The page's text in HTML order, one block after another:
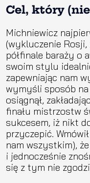
Cel, który
Michniewicz
(wykluczenie
półfinale baraży o
swoim stylu
zapewniając nam
wymyśli sposób
osiągnął,
finału mistrzostw
sukcesem, iż nikt
przyczepić.
nam wszystkim),
i jednocześnie
się z tym nie